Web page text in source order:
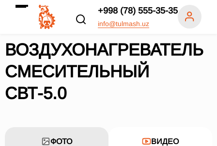
+998 (78) 555-35-35
info@tulmash.uz
ВОЗДУХОНАГРЕВАТЕЛЬ
СМЕСИТЕЛЬНЫЙ
СВТ-5.0
ФОТО ВИДЕО